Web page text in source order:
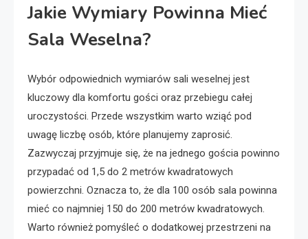
Jakie Wymiary Powinna Mieć
Sala Weselna?
Wybór odpowiednich wymiarów sali weselnej jest
kluczowy dla komfortu gości oraz przebiegu całej
uroczystości. Przede wszystkim warto wziąć pod
uwagę liczbę osób, które planujemy zaprosić.
Zazwyczaj przyjmuje się, że na jednego gościa powinno
przypadać od 1,5 do 2 metrów kwadratowych
powierzchni. Oznacza to, że dla 100 osób sala powinna
mieć co najmniej 150 do 200 metrów kwadratowych.
Warto również pomyśleć o dodatkowej przestrzeni na